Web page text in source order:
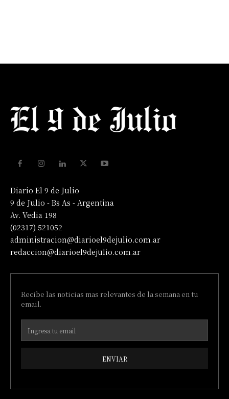
Diario El 9 de Julio
9 de Julio - Bs As - Argentina
Av. Vedia 198
(02317) 521052
administracion@diarioel9dejulio.com.ar
redaccion@diarioel9dejulio.com.ar
Recibe las noticias mas relevantes de la semana en tu
email.
ENVIAR